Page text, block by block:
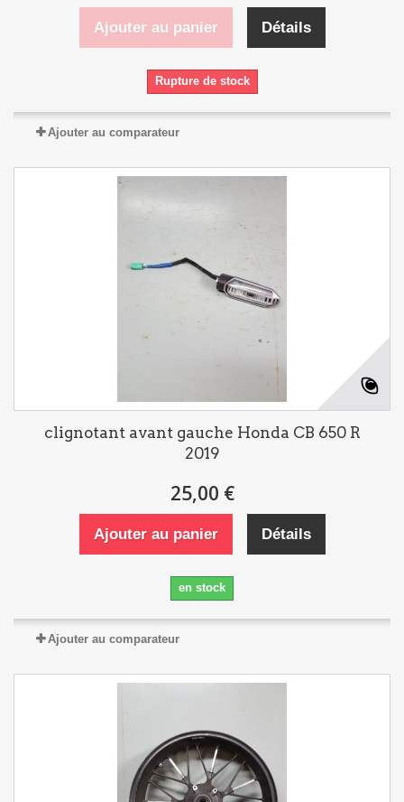
Ajouter au panier Détails
Rupture de stock
Ajouter au comparateur
clignotant avant gauche Honda CB 650 R
2019
25,00 €
Ajouter au panier Détails
en stock
Ajouter au comparateur